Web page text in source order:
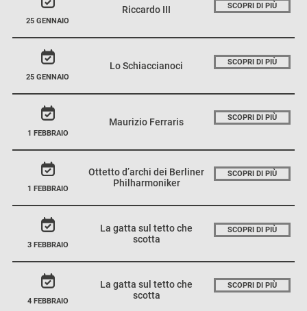
25 GENNAIO
Riccardo III SCOPRI DI PIÙ
25 GENNAIO
Lo Schiaccianoci SCOPRI DI PIÙ
1 FEBBRAIO
Maurizio Ferraris SCOPRI DI PIÙ
1 FEBBRAIO
Ottetto d’archi dei Berliner
Philharmoniker
SCOPRI DI PIÙ
3 FEBBRAIO
La gatta sul tetto che
scotta
SCOPRI DI PIÙ
4 FEBBRAIO
La gatta sul tetto che
scotta
SCOPRI DI PIÙ